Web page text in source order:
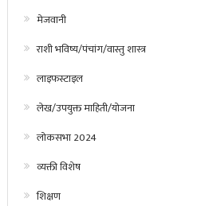
मेजवानी
राशी भविष्य/पंचांग/वास्तु शास्त्र
लाइफस्टाइल
लेख/उपयुक्त माहिती/योजना
लोकसभा 2024
व्यक्ती विशेष
शिक्षण